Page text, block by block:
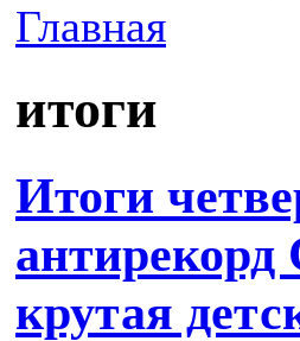
Главная
итоги
Итоги
антирекорд
крутая